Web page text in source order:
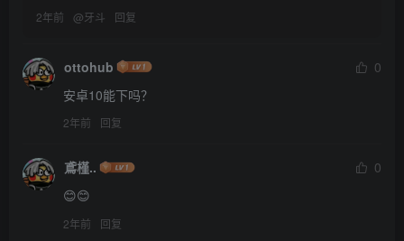
2年前 @牙斗 回复
ottohub
0
安卓10能下吗？
2年前 回复
鳶槿..
0
😊😊
2年前 回复